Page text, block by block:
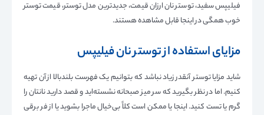
فیلیپس سفید، توستر نان ارزان قیمت، جدیدترین مدل توستر، قیمت توستر
خوب همگی در اینجا قابل مشاهده هستند.
مزایای استفاده از توستر نان فیلیپس
شاید مزایا توستر آنقدر زیاد نباشد که بتوانیم یک فهرست بلندبالا از آن تهیه
کنیم. اما در نظر بگیرید که سر میز صبحانه نشسته‌اید و قصد دارید نانتان را
گرم یا تست کنید. اینجا یا ممکن است کلاً بی‌خیال ماجرا بشوید یا از فر برقی